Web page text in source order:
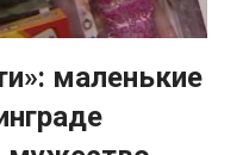
маленькие